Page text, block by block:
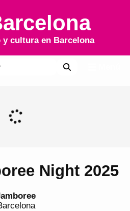
y cultura en Barcelona
Night 2025